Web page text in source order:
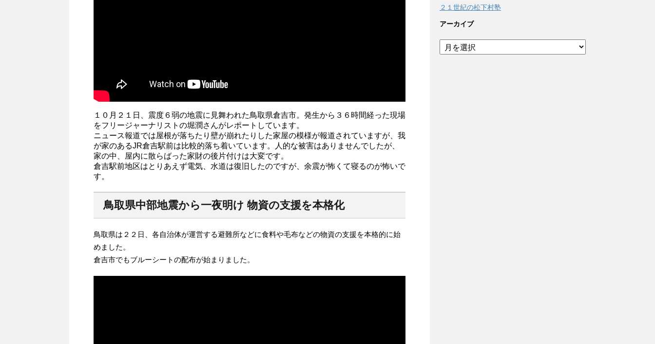
１０月２１日、震度６弱の地震に見舞われた鳥取県倉吉市。発生から３６時間経った現場
をフリージャーナリストの堀潤さんがレポートしています。
ニュース報道では屋根が落ちたり壁が崩れたりした家屋の模様が報道されていますが、我
が家のあるJR倉吉駅前は比較的落ち着いています。人的な被害はありませんでしたが、
家の中、屋内に散らばった家財の後片付けは大変です。
倉吉駅前地区はとりあえず電気、水道は復旧したのですが、余震が怖くて寝るのが怖いで
す。
鳥取県中部地震から一夜明け 物資の支援を本格化
鳥取県は２２日、各自治体が運営する避難所などに食料や毛布などの物資の支援を本格的に始
めました。
倉吉市でもブルーシートの配布が始まりました。
２１世紀の松下村塾
アーカイブ
ア
ー